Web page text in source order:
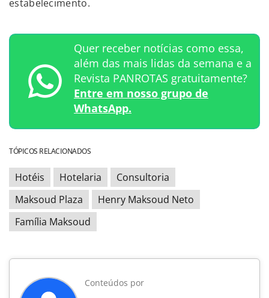
estabelecimento.
Quer receber notícias como essa,
além das mais lidas da semana e a
Revista PANROTAS gratuitamente?
Entre em nosso grupo de
WhatsApp.
TÓPICOS RELACIONADOS
Hotéis Hotelaria
Consultoria
Maksoud Plaza
Henry Maksoud Neto
Família Maksoud
Conteúdos por